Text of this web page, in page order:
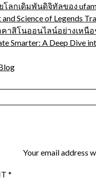
โลกเดิมพันดิจิทัลของ
Science of Legends
คาสิโนออนไลน์อย่างเหนื
Smarter: A Deep Dive
Your email address
*